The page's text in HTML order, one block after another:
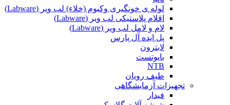
لوله ی خونگیری وکیوم (خلاء) لب ویر (Labware)
اقلام پلاستیکی لب ویر (Labware)
لام و لامل لب ویر (Labware)
پل ایده آل پارس
لابترون
بایوتست
NTB
طیف رویان
تجهیزات آزمایشگاهی
فیدار